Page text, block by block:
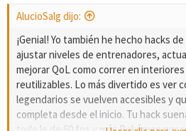
AlucioSalg dijo:
¡Genial! Yo también he hecho hacks
ajustar niveles de entrenadores,
mejorar QoL como correr en
reutilizables. Lo más divertido es ver
legendarios se vuelven accesibles y
completa desde el inicio. Tu hack